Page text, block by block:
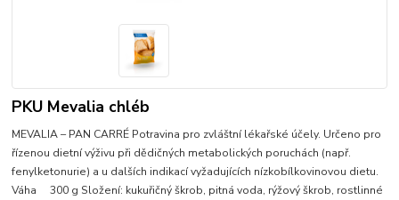
PKU Mevalia chléb
MEVALIA – PAN CARRÉ Potravina pro zvláštní lékařské účely. Určeno pro
řízenou dietní výživu při dědičných metabolických poruchách (např.
fenylketonurie) a u dalších indikací vyžadujících nízkobílkovinovou dietu.
Váha 300 g Složení: kukuřičný škrob, pitná voda, rýžový škrob, rostlinné